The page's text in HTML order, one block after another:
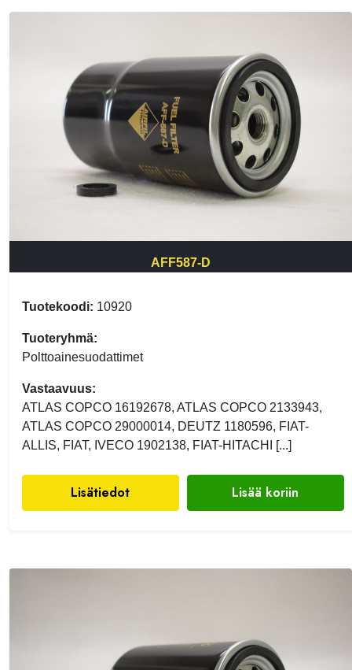
AFF587-D
Tuotekoodi: 10920
Tuoteryhmä:
Polttoainesuodattimet
Vastaavuus:
ATLAS COPCO 16192678, ATLAS COPCO 2133943,
ATLAS COPCO 29000014, DEUTZ 1180596, FIAT-
ALLIS, FIAT, IVECO 1902138, FIAT-HITACHI [...]
Lisätiedot Lisää koriin